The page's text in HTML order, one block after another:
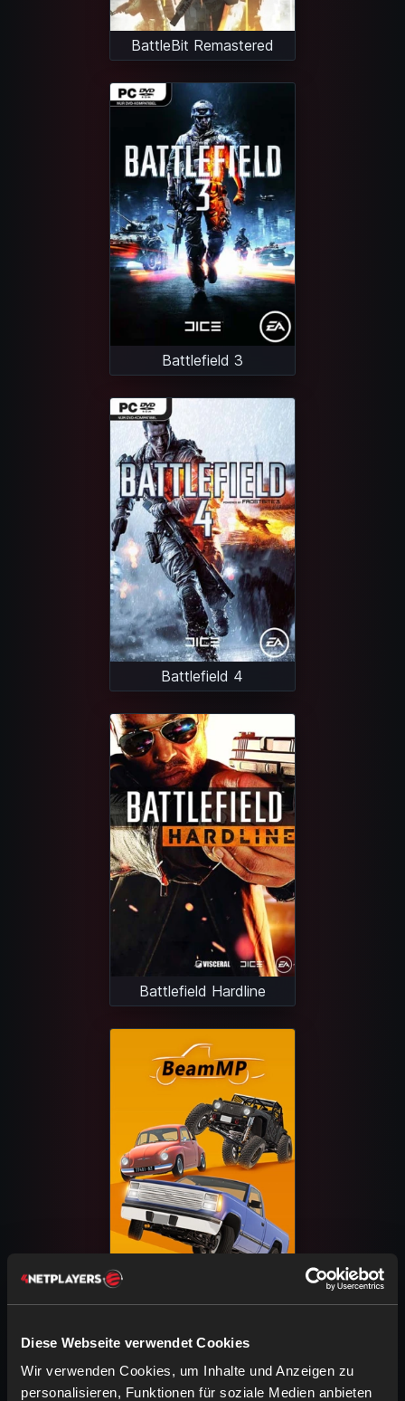
Diese Webseite verwendet Cookies
Wir verwenden Cookies, um Inhalte und Anzeigen zu
personalisieren, Funktionen für soziale Medien anbieten
BattleBit Remastered
Battlefield 3
Battlefield 4
Battlefield Hardline
BeamMP